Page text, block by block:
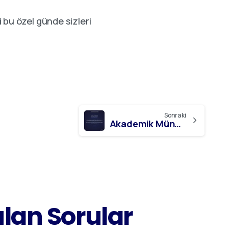
bu özel günde sizleri
Sonraki
Akademik Münhal : İşletme Türkçe Bölümü
Sorular